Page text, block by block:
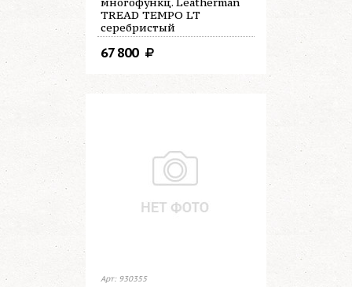
TREAD TEMPO LT
серебристый
67 800
Арт: 930355